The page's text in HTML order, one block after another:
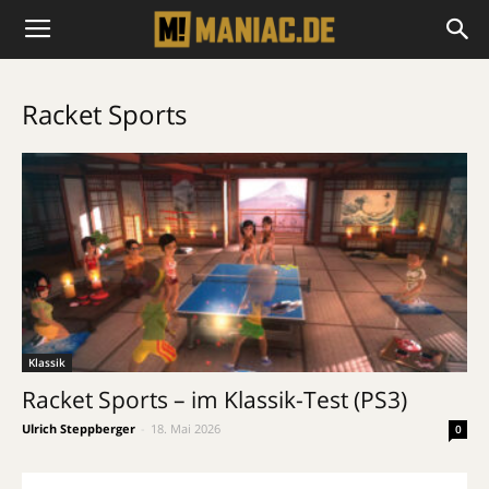
Racket Sports
Klassik
Racket Sports – im Klassik-Test (PS3)
Ulrich Steppberger 18. Mai 2026 0